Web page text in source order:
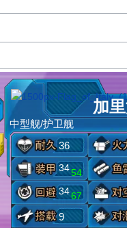
加
中型舰/护卫舰
36
3454
3467
9